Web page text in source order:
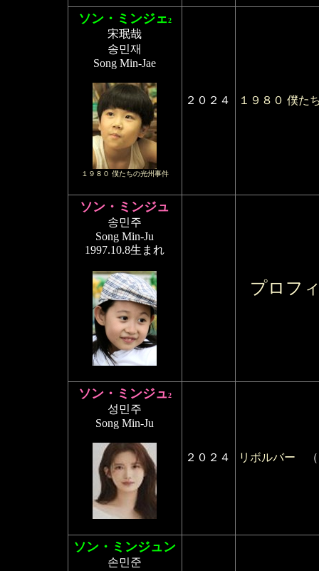
ソン・ミンジェ2
宋珉哉
송민재
Song Min-Jae
１９８０ 僕たちの光州事件
２０２４ １９８０ 僕た
ソン・ミンジュ
송민주
Song Min-Ju
1997.10.8生まれ
プロフ
ソン・ミンジュ2
성민주
Song Min-Ju
２０２４ リボルバー （
ソン・ミンジュン
손민준